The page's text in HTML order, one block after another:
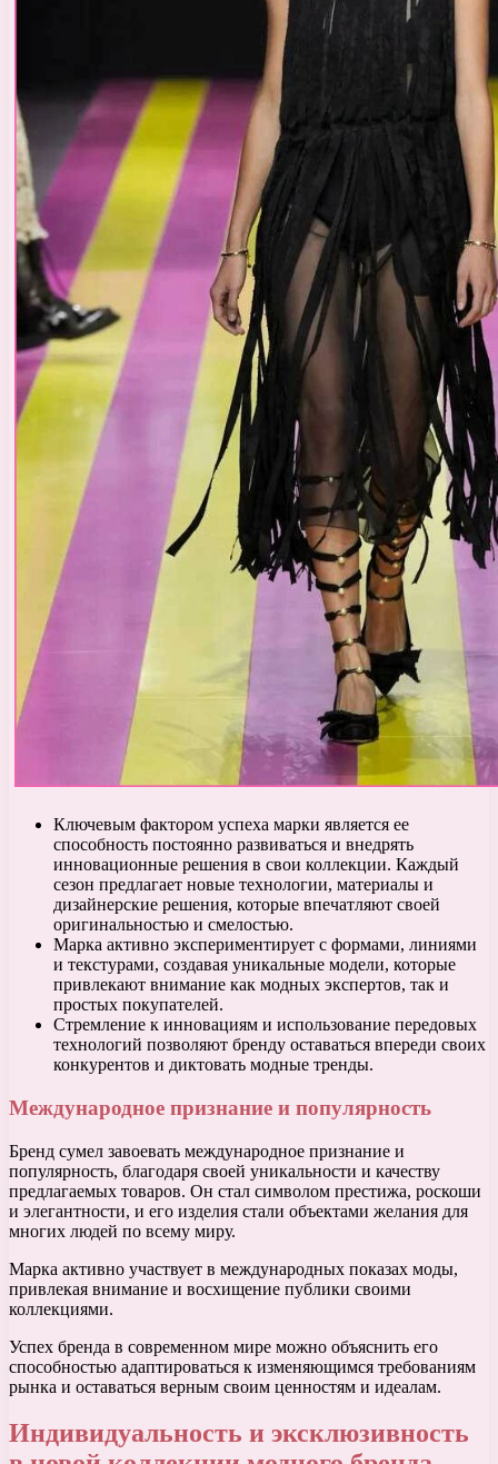
Ключевым фактором успеха марки является ее
способность постоянно развиваться и внедрять
инновационные решения в свои коллекции. Каждый
сезон предлагает новые технологии, материалы и
дизайнерские решения, которые впечатляют своей
оригинальностью и смелостью.
Марка активно экспериментирует с формами, линиями
и текстурами, создавая уникальные модели, которые
привлекают внимание как модных экспертов, так и
простых покупателей.
Стремление к инновациям и использование передовых
технологий позволяют бренду оставаться впереди своих
конкурентов и диктовать модные тренды.
Международное признание и популярность
Бренд сумел завоевать международное признание и
популярность, благодаря своей уникальности и качеству
предлагаемых товаров. Он стал символом престижа, роскоши
и элегантности, и его изделия стали объектами желания для
многих людей по всему миру.
Марка активно участвует в международных показах моды,
привлекая внимание и восхищение публики своими
коллекциями.
Успех бренда в современном мире можно объяснить его
способностью адаптироваться к изменяющимся требованиям
рынка и оставаться верным своим ценностям и идеалам.
Индивидуальность и эксклюзивность